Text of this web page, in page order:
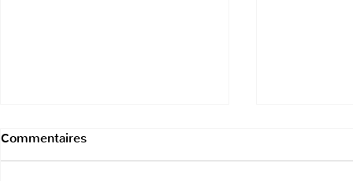
Commentaires